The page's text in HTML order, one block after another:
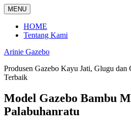
Langsung
ke
konten
MENU
HOME
Tentang Kami
Arinie Gazebo
Produsen Gazebo Kayu Jati, Glugu dan
Terbaik
Model Gazebo Bambu
Palabuhanratu